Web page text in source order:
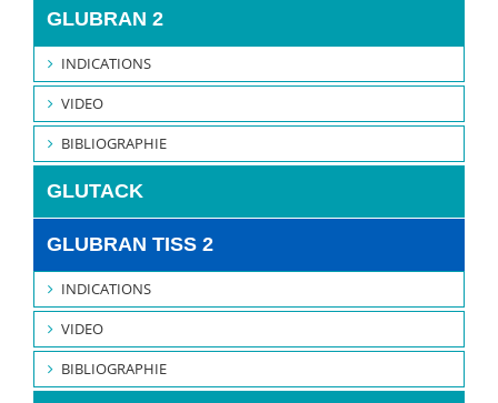
GLUBRAN 2
INDICATIONS
VIDEO
BIBLIOGRAPHIE
GLUTACK
GLUBRAN TISS 2
INDICATIONS
VIDEO
BIBLIOGRAPHIE